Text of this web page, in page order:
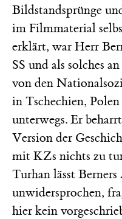
Bildstandsprünge
im Filmmaterial
erklärt, war Herr
SS und als solches
von den
in Tschechien,
unterwegs. Er
Version der
mit KZs nichts zu
Turhan lässt Berners
unwidersprochen,
hier kein